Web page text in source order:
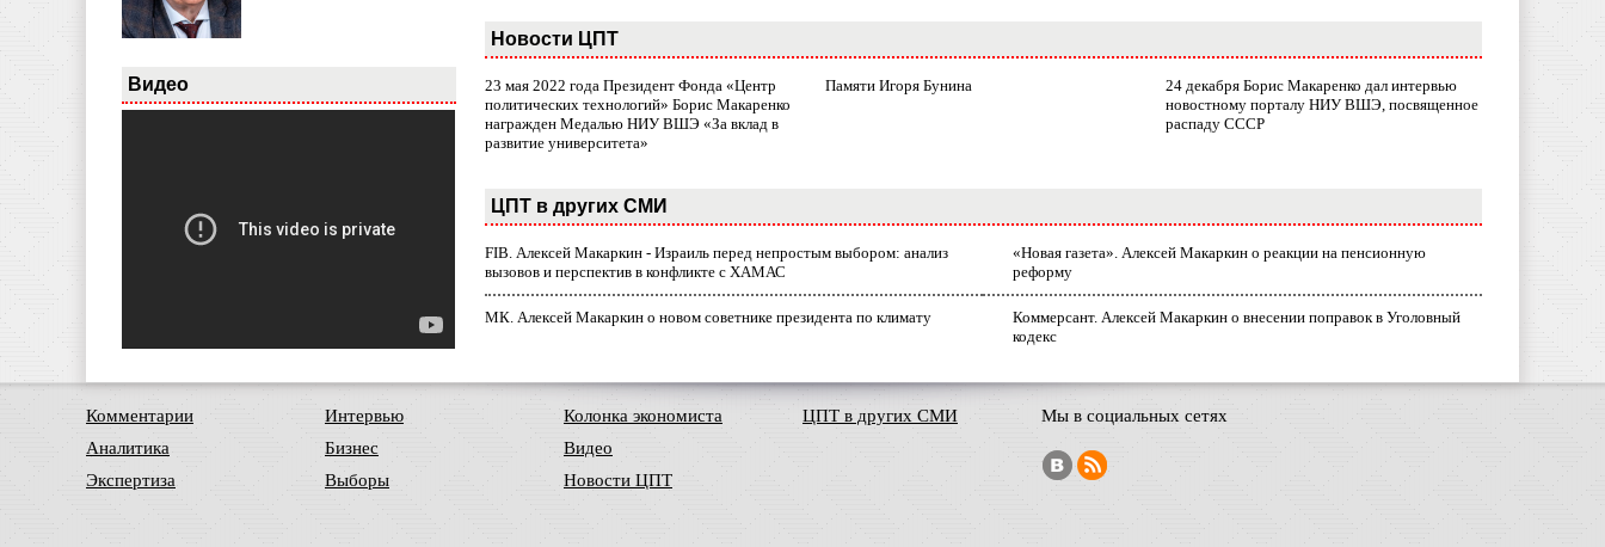
Видео
Новости ЦПТ
23 мая 2022 года Президент Фонда «Центр
политических технологий» Борис Макаренко
награжден Медалью НИУ ВШЭ «За вклад в
развитие университета»
Памяти Игоря Бунина
24 декабря Борис Макаренко дал интервью
новостному порталу НИУ ВШЭ, посвященное
распаду СССР
ЦПТ в других СМИ
FIB. Алексей Макаркин - Израиль перед непростым выбором: анализ
вызовов и перспектив в конфликте с ХАМАС
«Новая газета». Алексей Макаркин о реакции на пенсионную
реформу
МК. Алексей Макаркин о новом советнике президента по климату
Коммерсант. Алексей Макаркин о внесении поправок в Уголовный
кодекс
Комментарии
Аналитика
Экспертиза
Интервью
Бизнес
Выборы
Колонка экономиста
Видео
Новости ЦПТ
ЦПТ в других СМИ Мы в социальных сетях